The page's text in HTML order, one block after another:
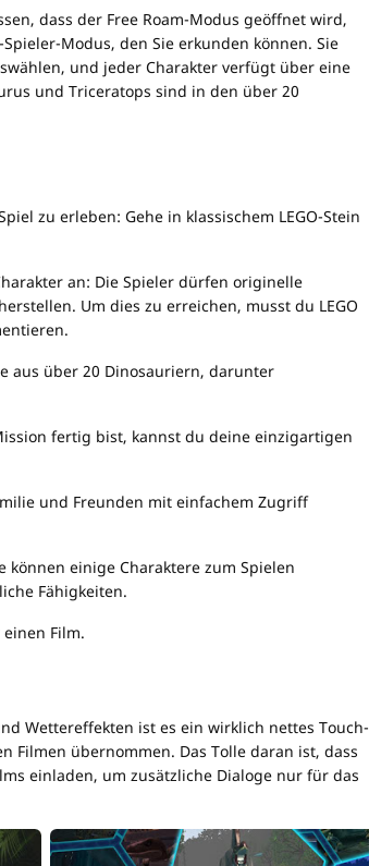
dass der Free Roam-Modus geöffnet wird,
Modus, den Sie erkunden können. Sie
und jeder Charakter verfügt über eine
und Triceratops sind in den über 20
zu erleben: Gehe in klassischem LEGO-Stein
an: Die Spieler dürfen originelle
Um dies zu erreichen, musst du LEGO
aus über 20 Dinosauriern, darunter
fertig bist, kannst du deine einzigartigen
und Freunden mit einfachem Zugriff
einige Charaktere zum Spielen
Fähigkeiten.
Film.
Wettereffekten ist es ein wirklich nettes Touch-
Filmen übernommen. Das Tolle daran ist, dass
einladen, um zusätzliche Dialoge nur für das